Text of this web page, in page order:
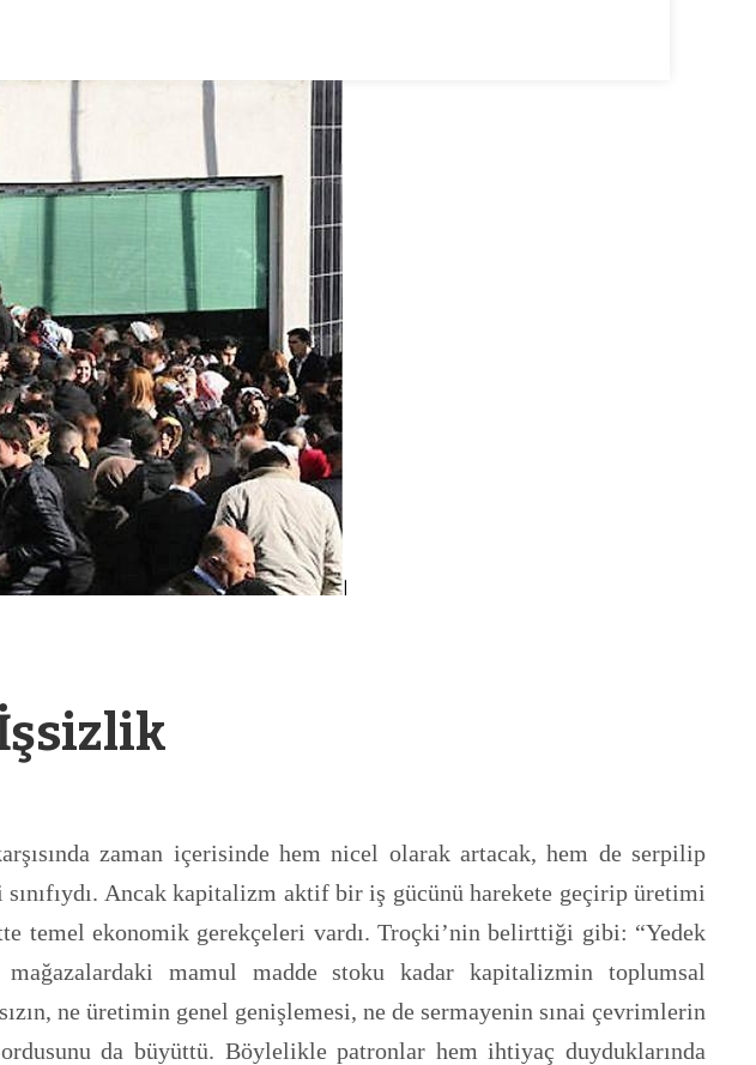
zaman içerisinde hem nicel olarak artacak, hem de serpilip
sınıfıydı. Ancak kapitalizm aktif bir iş gücünü harekete geçirip üretimi
temel ekonomik gerekçeleri vardı. Troçki’nin belirttiği gibi: “Yedek
mamul madde stoku kadar kapitalizmin toplumsal
ne üretimin genel genişlemesi, ne de sermayenin sınai çevrimlerin
da büyüttü. Böylelikle patronlar hem ihtiyaç duyduklarında